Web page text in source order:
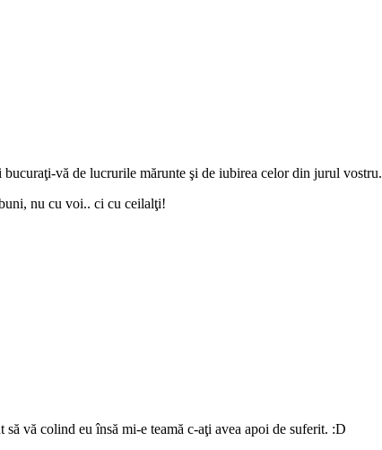
vă de lucrurile mărunte şi de iubirea celor din jurul vostru.
nu cu voi.. ci cu ceilalţi!
să vă colind eu însă mi-e teamă c-aţi avea apoi de suferit. :D